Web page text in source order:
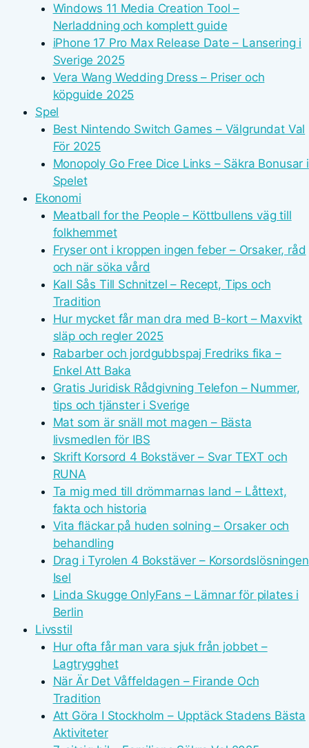
Windows 11 Media Creation Tool –
Nerladdning och komplett guide
iPhone 17 Pro Max Release Date – Lansering i
Sverige 2025
Vera Wang Wedding Dress – Priser och
köpguide 2025
Spel
Best Nintendo Switch Games – Välgrundat Val
För 2025
Monopoly Go Free Dice Links – Säkra Bonusar i
Spelet
Ekonomi
Meatball for the People – Köttbullens väg till
folkhemmet
Fryser ont i kroppen ingen feber – Orsaker, råd
och när söka vård
Kall Sås Till Schnitzel – Recept, Tips och
Tradition
Hur mycket får man dra med B-kort – Maxvikt
släp och regler 2025
Rabarber och jordgubbspaj Fredriks fika –
Enkel Att Baka
Gratis Juridisk Rådgivning Telefon – Nummer,
tips och tjänster i Sverige
Mat som är snäll mot magen – Bästa
livsmedlen för IBS
Skrift Korsord 4 Bokstäver – Svar TEXT och
RUNA
Ta mig med till drömmarnas land – Låttext,
fakta och historia
Vita fläckar på huden solning – Orsaker och
behandling
Drag i Tyrolen 4 Bokstäver – Korsordslösningen
Isel
Linda Skugge OnlyFans – Lämnar för pilates i
Berlin
Livsstil
Hur ofta får man vara sjuk från jobbet –
Lagtrygghet
När Är Det Våffeldagen – Firande Och
Tradition
Att Göra I Stockholm – Upptäck Stadens Bästa
Aktiviteter